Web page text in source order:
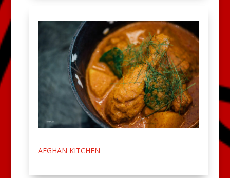
AFGHAN KITCHEN